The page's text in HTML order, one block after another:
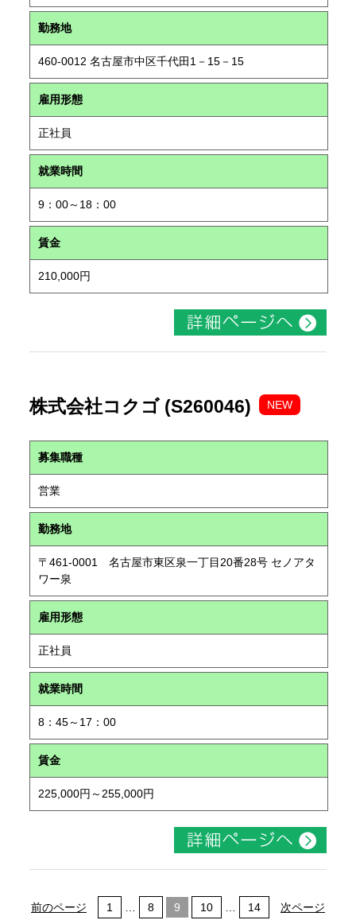
勤務地
460-0012 名古屋市中区千代田1－15－15
雇用形態
正社員
就業時間
9：00～18：00
賃金
210,000円
株式会社コクゴ (S260046) NEW
募集職種
営業
勤務地
〒461-0001 名古屋市東区泉一丁目20番28号 セノアタ
ワー泉
雇用形態
正社員
就業時間
8：45～17：00
賃金
225,000円～255,000円
前のページ 1 8 9 10 14 次ページ